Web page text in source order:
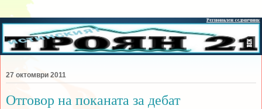
27 октомври 2011
Отговор на поканата за дебат